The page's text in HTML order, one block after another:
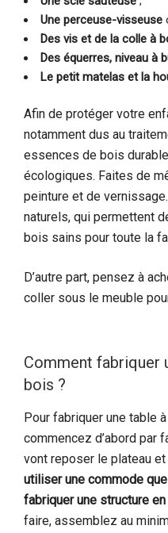
Une perceuse-visseuse
Des vis et de la colle à
Des équerres, niveau à
Le petit matelas et la
Afin de protéger votre
notamment dus au
essences de bois
écologiques. Faites de
peinture et de
naturels, qui permettent
bois sains pour toute la
D’autre part, pensez à
coller sous le meuble
Comment fabriquer
bois ?
Pour fabriquer une table
commencez d’abord par
vont reposer le plateau
utiliser une commode
fabriquer une structure
faire, assemblez au